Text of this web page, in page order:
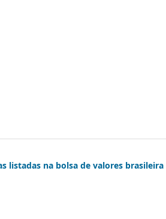
listadas na bolsa de valores brasileira